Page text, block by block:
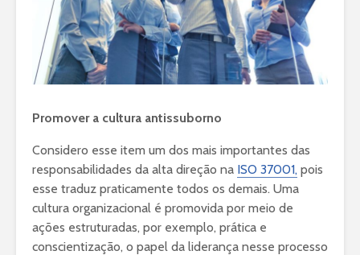
Promover a cultura antissuborno
Considero esse item um dos mais importantes das
responsabilidades da alta direção na ISO 37001, pois
esse traduz praticamente todos os demais. Uma
cultura organizacional é promovida por meio de
ações estruturadas, por exemplo, prática e
conscientização, o papel da liderança nesse processo